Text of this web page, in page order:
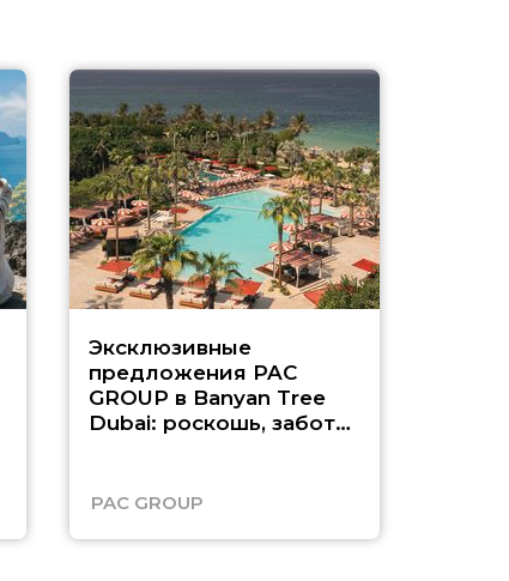
Эксклюзивные
предложения PAC
GROUP в Banyan Tree
Dubai: роскошь, забота
PAC GROUP